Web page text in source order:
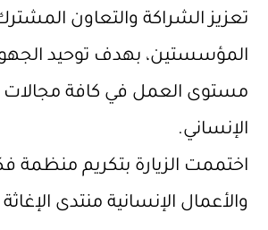
تعزيز الشراكة والتعاون
المؤسستين، بهدف توحيد
مستوى العمل في كافة مجالات
الإنساني.
اختممت الزيارة بتكريم منظمة